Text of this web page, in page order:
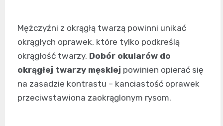
Mężczyźni z okrągłą twarzą powinni unikać
okrągłych oprawek, które tylko podkreślą
okrągłość twarzy. Dobór okularów do
okrągłej twarzy męskiej powinien opierać się
na zasadzie kontrastu – kanciastość oprawek
przeciwstawiona zaokrąglonym rysom.